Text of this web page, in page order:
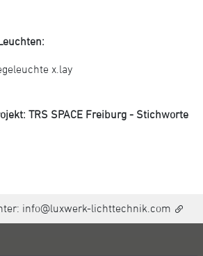
x.lay
TRS SPACE Freiburg - Stichworte
info@luxwerk-lichttechnik.com